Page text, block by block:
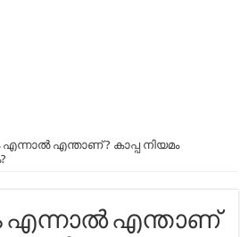
എന്നാൽ എന്താണ് ? കാപ്പ നിയമം
എന്നാൽ എന്താണ്